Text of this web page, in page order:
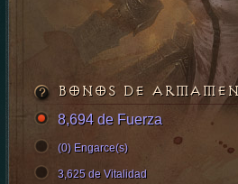
BONOS DE
8,694 de Fuerza
(0) Engarce(s)
3,625 de Vitalidad